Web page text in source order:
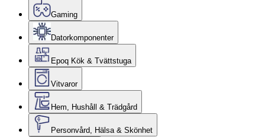
Gaming
Datorkomponenter
Epoq Kök & Tvättstuga
Vitvaror
Hem, Hushåll & Trädgård
Personvård, Hälsa & Skönhet